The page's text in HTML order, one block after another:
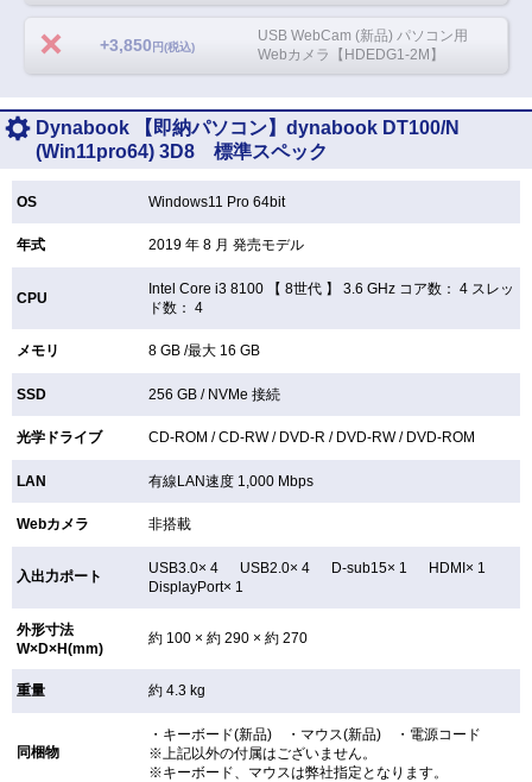
+3,850 円(税込)
USB WebCam (新品) パソコン用
Webカメラ【HDEDG1-2M】
Dynabook 【即納パソコン】dynabook DT100/N
(Win11pro64) 3D8 標準スペック
OS Windows11 Pro 64bit
年式 2019 年 8 月 発売モデル
CPU
Intel Core i3 8100 【8世代 】 3.6 GHz コア数： 4 スレッ
ド数： 4
メモリ 8 GB /最大 16 GB
SSD 256 GB / NVMe 接続
光学ドライブ CD-ROM /CD-RW / DVD-R / DVD-RW / DVD-ROM
LAN 有線LAN速度 1,000 Mbps
Webカメラ 非搭載
入出力ポート
USB3.0× 4 USB2.0× 4 D-sub15× 1 HDMI× 1
DisplayPort× 1
外形寸法
W×D×H(mm)
約 100 × 約 290 × 約 270
重量 約 4.3 kg
同梱物
・キーボード(新品) ・マウス(新品) ・電源コード
※上記以外の付属はございません。
※キーボード、マウスは弊社指定となります。